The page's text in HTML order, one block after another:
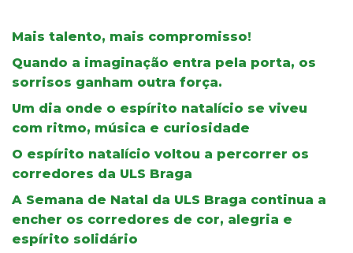
Mais talento, mais compromisso!
Quando a imaginação entra pela porta, os
sorrisos ganham outra força.
Um dia onde o espírito natalício se viveu
com ritmo, música e curiosidade
O espírito natalício voltou a percorrer os
corredores da ULS Braga
A Semana de Natal da ULS Braga continua a
encher os corredores de cor, alegria e
espírito solidário